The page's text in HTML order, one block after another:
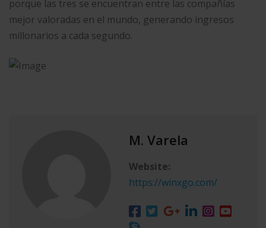
porque las tres se encuentran entre las compañías
mejor valoradas en el mundo, generando ingresos
millonarios a cada segundo.
M. Varela
Website:
https://winxgo.com/